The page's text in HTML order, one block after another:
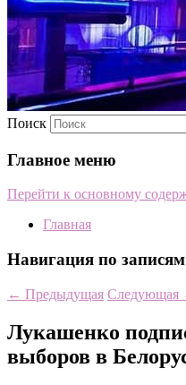
Поиск
Главное меню
Перейти к основному
Главная
Навигация по записям
← Предыдущая Следующая
Лукашенко
выборов в